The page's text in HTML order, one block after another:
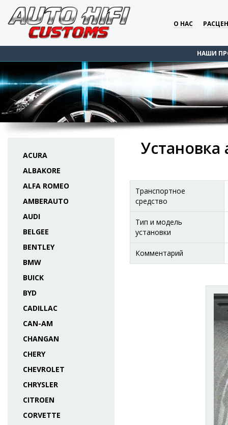
О НАС
НАШИ
ACURA
ALBAKORE
ALFA ROMEO
AMBERAUTO
AUDI
BELGEE
BENTLEY
BMW
BUICK
BYD
CADILLAC
CAN-AM
CHANGAN
CHERY
CHEVROLET
CHRYSLER
CITROEN
CORVETTE
Установка
Транспортное
средство
Тип и модель
установки
Комментарий